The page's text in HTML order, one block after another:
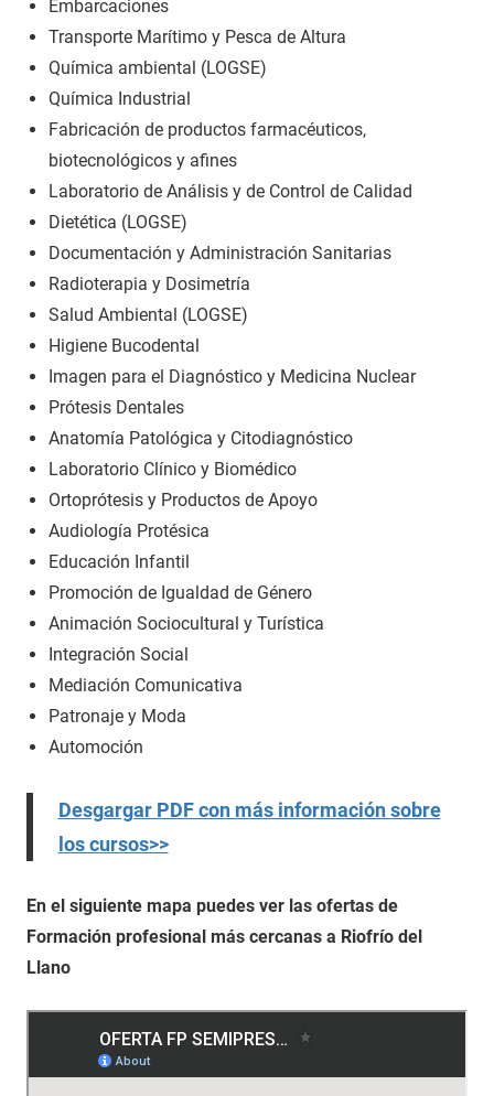
Embarcaciones
Transporte Marítimo y Pesca de Altura
Química ambiental (LOGSE)
Química Industrial
Fabricación de productos farmacéuticos,
biotecnológicos y afines
Laboratorio de Análisis y de Control de Calidad
Dietética (LOGSE)
Documentación y Administración Sanitarias
Radioterapia y Dosimetría
Salud Ambiental (LOGSE)
Higiene Bucodental
Imagen para el Diagnóstico y Medicina Nuclear
Prótesis Dentales
Anatomía Patológica y Citodiagnóstico
Laboratorio Clínico y Biomédico
Ortoprótesis y Productos de Apoyo
Audiología Protésica
Educación Infantil
Promoción de Igualdad de Género
Animación Sociocultural y Turística
Integración Social
Mediación Comunicativa
Patronaje y Moda
Automoción
Desgargar PDF con más información sobre
los cursos>>
En el siguiente mapa puedes ver las ofertas de
Formación profesional más cercanas a Riofrío del
Llano